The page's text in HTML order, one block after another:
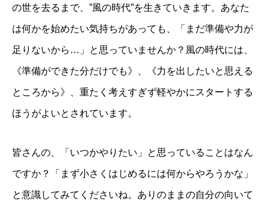
の世を去るまで、”風の時代”を生きていきます。あなた
は何かを始めたい気持ちがあっても、「まだ準備や力が
足りないから…」と思っていませんか？風の時代には、
《準備ができた分だけでも》、《力を出したいと思える
ところから》、重たく考えすぎず軽やかにスタートする
ほうがよいとされています。
皆さんの、「いつかやりたい」と思っていることはなん
ですか？「まず小さくはじめるには何からやろうかな」
と意識してみてくださいね。ありのままの自分の向いて